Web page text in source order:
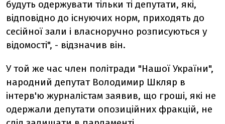
будуть одержувати тільки ті депутати, які,
відповідно до існуючих норм, приходять до
сесійної зали і власноручно розписуються у
відомості", - відзначив він.
У той же час член політради "Нашої України",
народний депутат Володимир Шкляр в
інтерв'ю журналістам заявив, що гроші, які не
одержали депутати опозиційних фракцій, не